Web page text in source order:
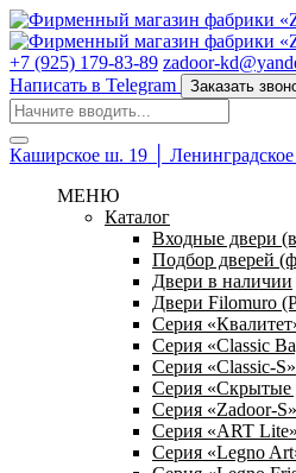
+7 (925) 179-83-89 zadoor-
Написать в Telegram
Заказать
Каширское ш. 19 │
МЕНЮ
Каталог
Входные двери
Подбор дверей
Двери в наличии
Двери Filomuro
Серия
Серия «Classic
Серия «Classic-S»
Серия «Скрытые
Серия «Zadoor-S»
Серия «ART Lite»
Серия «Legno